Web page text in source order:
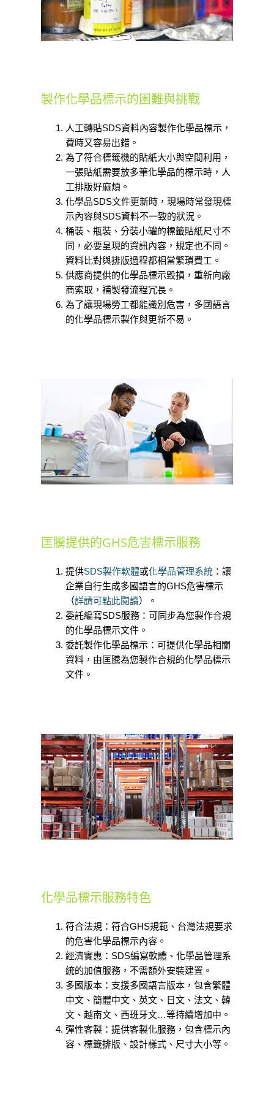
製作化學品標示的困難與挑戰
人工轉貼SDS資料內容製作化學品標示，
費時又容易出錯。
為了符合標籤機的貼紙大小與空間利用，
一張貼紙需要放多筆化學品的標示時，人
工排版好麻煩。
化學品SDS文件更新時，現場時常發現標
示內容與SDS資料不一致的狀況。
桶裝、瓶裝、分裝小罐的標籤貼紙尺寸不
同，必要呈現的資訊內容，規定也不同。
資料比對與排版過程都相當繁瑣費工。
供應商提供的化學品標示毀損，重新向廠
商索取，補製發流程冗長。
為了讓現場勞工都能識別危害，多國語言
的化學品標示製作與更新不易。
匡騰提供的GHS危害標示服務
提供SDS製作軟體或化學品管理系統 ：讓
企業自行生成多國語言的GHS危害標示
（詳請可點此閱讀）。
委託編寫SDS服務：可同步為您製作合規
的化學品標示文件。
委託製作化學品標示：可提供化學品相關
資料，由匡騰為您製作合規的化學品標示
文件。
化學品標示服務特色
符合法規：符合GHS規範、台灣法規要求
的危害化學品標示內容。
經濟實惠：SDS編寫軟體、化學品管理系
統的加值服務，不需額外安裝建置。
多國版本：支援多國語言版本，包含繁體
中文、簡體中文、英文、日文、法文、韓
文、越南文、西班牙文…等持續增加中。
彈性客製：提供客製化服務，包含標示內
容、標籤排版、設計樣式、尺寸大小等。